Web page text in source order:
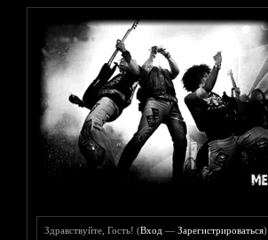
Здравствуйте, Гость! (Вход —Зарегистрироваться)